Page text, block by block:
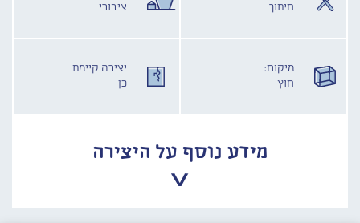
חיתוך
ציבורי
מיקום:
חוץ
יצירה קיימת
כן
מידע נוסף על היצירה